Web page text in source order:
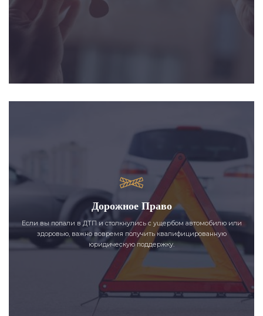
Дорожное Право
Если вы попали в ДТП и столкнулись с ущербом автомобилю или
здоровью, важно вовремя получить квалифицированную
юридическую поддержку.